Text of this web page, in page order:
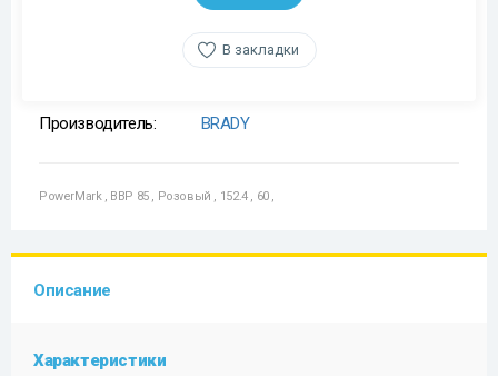
В закладки
Производитель: BRADY
PowerMark , BBP 85 , Розовый , 152.4 , 60 ,
Описание
Характеристики